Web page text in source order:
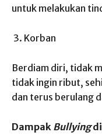
untuk melakukan
Korban
Berdiam diri, tidak
tidak ingin ribut,
dan terus berulang
Dampak Bullyingdi